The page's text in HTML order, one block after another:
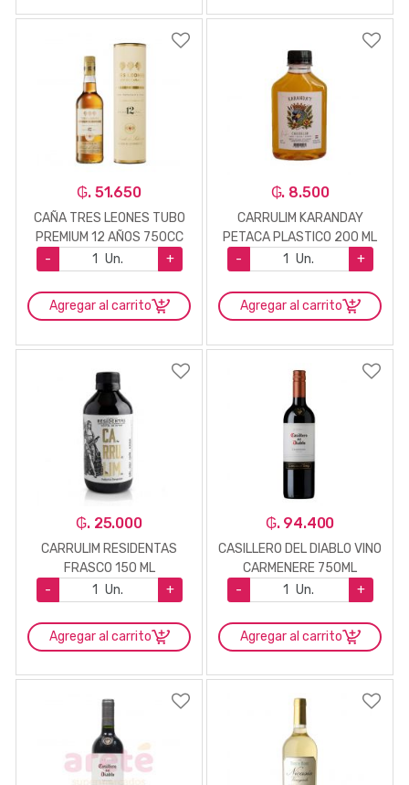
₲. 51.650
CAÑA TRES LEONES TUBO
PREMIUM 12 AÑOS 750CC
-
Un. +
Agregar al carrito
₲. 8.500
CARRULIM KARANDAY
PETACA PLASTICO 200 ML
-
Un. +
Agregar al carrito
₲. 25.000
CARRULIM RESIDENTAS
FRASCO 150 ML
-
Un. +
Agregar al carrito
₲. 94.400
CASILLERO DEL DIABLO VINO
CARMENERE 750ML
-
Un. +
Agregar al carrito